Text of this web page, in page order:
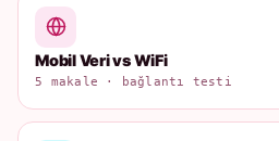
Mobil Veri vs WiFi
5 makale · bağlantı testi